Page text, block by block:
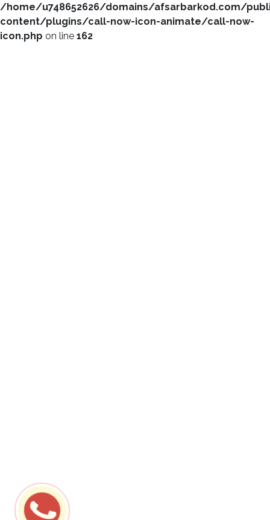
/home/u748652626/domains/afsarbarkod.com/
content/plugins/call-now-icon-animate/call-now-
icon.php on line 162